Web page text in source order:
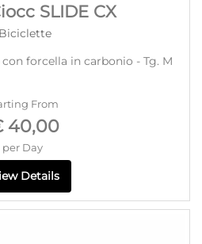
SLIDE CX
Biciclette
forcella in carbonio - Tg. M
From
40,00
per Day
Details